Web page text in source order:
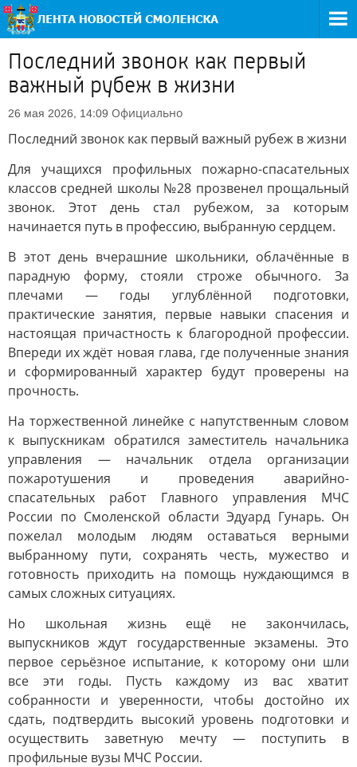
Последний звонок как первый
важный рубеж в жизни
26 мая 2026, 14:09 Официально
Последний звонок как первый важный рубеж в жизни
Для учащихся профильных пожарно-спасательных
классов средней школы №28 прозвенел прощальный
звонок. Этот день стал рубежом, за которым
начинается путь в профессию, выбранную сердцем.
В этот день вчерашние школьники, облачённые в
парадную форму, стояли строже обычного. За
плечами — годы углублённой подготовки,
практические занятия, первые навыки спасения и
настоящая причастность к благородной профессии.
Впереди их ждёт новая глава, где полученные знания
и сформированный характер будут проверены на
прочность.
На торжественной линейке с напутственным словом
к выпускникам обратился заместитель начальника
управления — начальник отдела организации
пожаротушения и проведения аварийно-
спасательных работ Главного управления МЧС
России по Смоленской области Эдуард Гунарь. Он
пожелал молодым людям оставаться верными
выбранному пути, сохранять честь, мужество и
готовность приходить на помощь нуждающимся в
самых сложных ситуациях.
Но школьная жизнь ещё не закончилась,
выпускников ждут государственные экзамены. Это
первое серьёзное испытание, к которому они шли
все эти годы. Пусть каждому из вас хватит
собранности и уверенности, чтобы достойно их
сдать, подтвердить высокий уровень подготовки и
осуществить заветную мечту — поступить в
профильные вузы МЧС России.